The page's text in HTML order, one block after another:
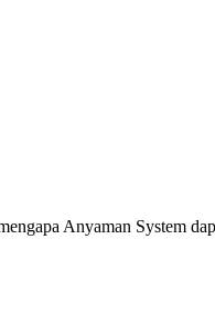
Anyaman System